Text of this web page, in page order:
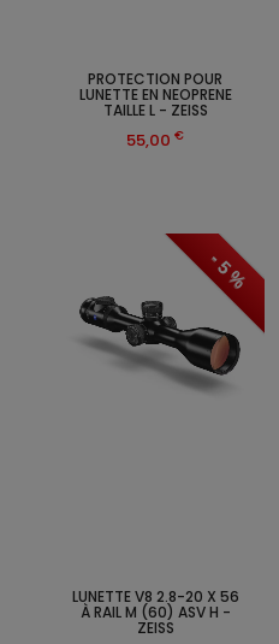
PROTECTION POUR
LUNETTE EN NEOPRENE
TAILLE L - ZEISS
55,00 €
- 5 %
LUNETTE V8 2.8-20 X 56
À RAIL M (60) ASV H -
ZEISS